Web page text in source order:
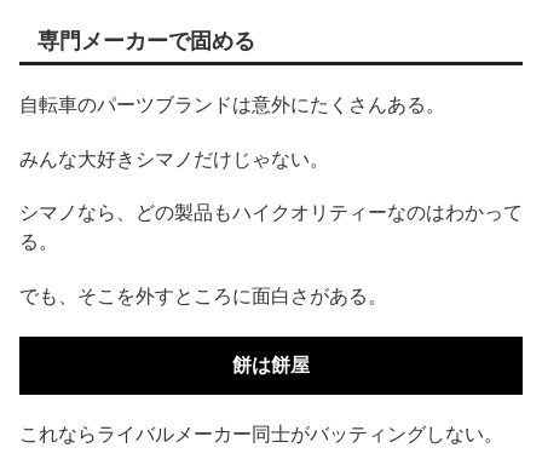
専門メーカーで固める
自転車のパーツブランドは意外にたくさんある。
みんな大好きシマノだけじゃない。
シマノなら、どの製品もハイクオリティーなのはわかって
る。
でも、そこを外すところに面白さがある。
餅は餅屋
これならライバルメーカー同士がバッティングしない。